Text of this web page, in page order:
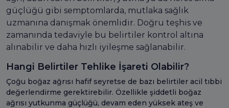
güçlüğü gibi semptomlarda, mutlaka sağlık
uzmanına danışmak önemlidir. Doğru teşhis ve
zamanında tedaviyle bu belirtiler kontrol altına
alınabilir ve daha hızlı iyileşme sağlanabilir.
Hangi Belirtiler Tehlike İşareti Olabilir?
Çoğu boğaz ağrısı hafif seyretse de bazı belirtiler acil tıbbi
değerlendirme gerektirebilir. Özellikle şiddetli boğaz
ağrısı yutkunma güçlüğü, devam eden yüksek ateş ve